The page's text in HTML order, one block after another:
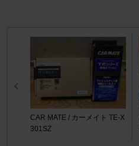
CAR MATE / カーメイト TE-X
301SZ